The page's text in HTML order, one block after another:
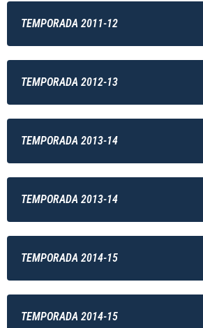
TEMPORADA 2011-12
TEMPORADA 2012-13
TEMPORADA 2013-14
TEMPORADA 2013-14
TEMPORADA 2014-15
TEMPORADA 2014-15